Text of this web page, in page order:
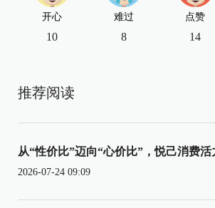
开心
10
难过
8
点赞
14
推荐阅读
从“性价比”迈向“心价比”，悦己消费活
2026-07-24 09:09